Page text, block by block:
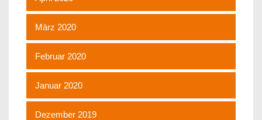
März 2020
Februar 2020
Januar 2020
Dezember 2019